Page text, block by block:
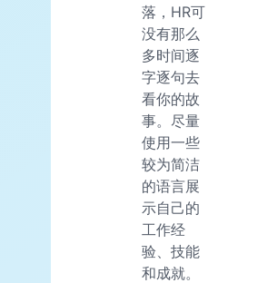
落，HR可
没有那么
多时间逐
字逐句去
看你的故
事。尽量
使用一些
较为简洁
的语言展
示自己的
工作经
验、技能
和成就。